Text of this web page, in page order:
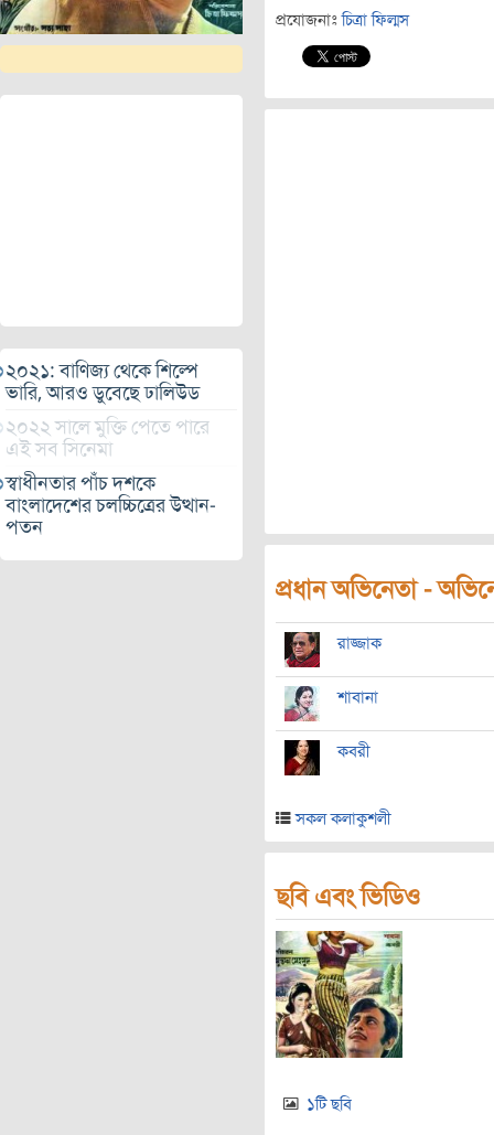
২০২১: বাণিজ্য থেকে শিল্পে
ভারি, আরও ডুবেছে ঢালিউড
২০২২ সালে মুক্তি পেতে পারে
এই সব সিনেমা
স্বাধীনতার পাঁচ দশকে
বাংলাদেশের চলচ্চিত্রের উত্থান-
পতন
প্রযোজনাঃ চিত্রা ফিল্মস
প্রধান অভিনেতা -
রাজ্জাক
শাবানা
কবরী
সকল কলাকুশলী
ছবি এবং ভিডিও
১টি ছবি